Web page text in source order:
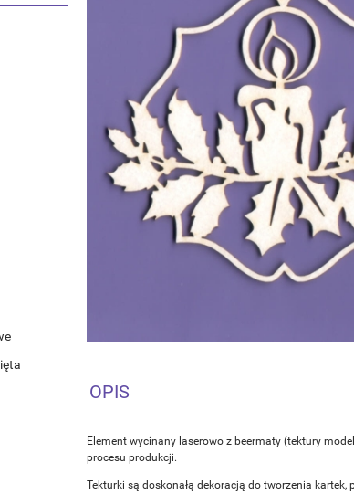
OPIS
Element wycinany laserowo z beermaty (tektury
procesu produkcji.
Tekturki są doskonałą dekoracją do tworzenia